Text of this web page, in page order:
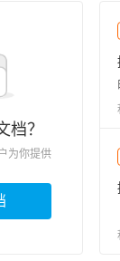
档？
为你提供